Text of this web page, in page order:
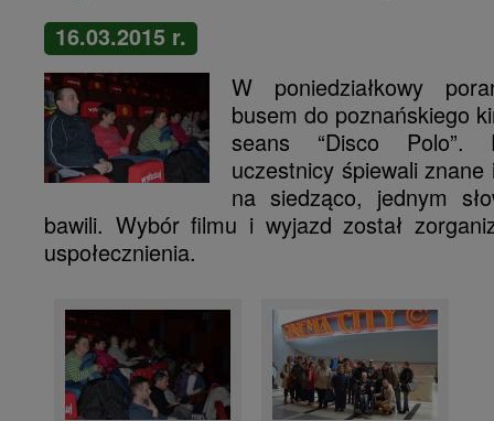
16.03.2015 r.
W poniedziałkowy
busem do poznańskiego
seans “Disco Polo”.
uczestnicy śpiewali
na siedząco, jednym
bawili. Wybór filmu i wyjazd został
uspołecznienia.